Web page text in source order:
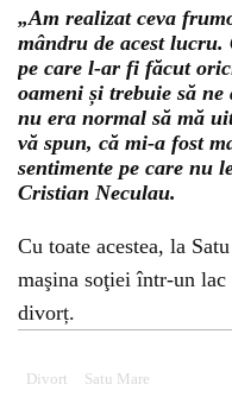
„Am realizat ceva
mândru de acest lucru.
pe care l-ar fi făcut
oameni și trebuie să
nu era normal să mă
vă spun, că mi-a fost
sentimente pe care nu
Cristian Neculau.
Cu toate acestea, la
maşina soţiei într-un lac
divorț.
Divort Satu Mare